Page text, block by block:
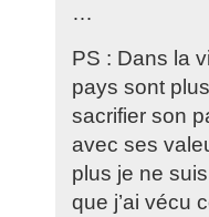
…
PS : Dans la
pays sont
sacrifier son
avec ses
plus je ne
que j’ai vécu